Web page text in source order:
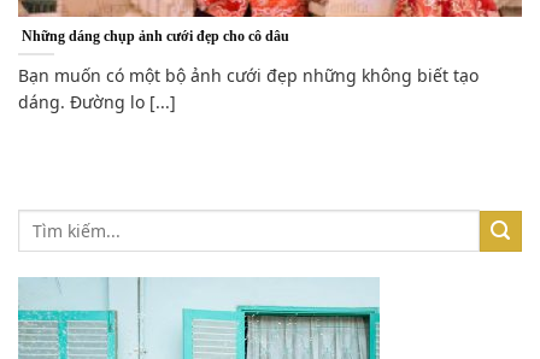
Những dáng chụp ảnh cưới đẹp cho cô dâu
Bạn muốn có một bộ ảnh cưới đẹp những không biết tạo
dáng. Đường lo [...]